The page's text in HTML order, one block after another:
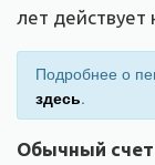
лет действует
Подробнее о
здесь.
Обычный счет